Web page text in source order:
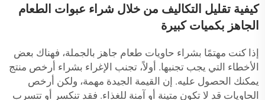
كيفية تقليل التكاليف من خلال شراء عبوات الطعام
الجاهز بكميات كبيرة
إذا كنت مهتمًا بشراء حاويات طعام جاهز بالجملة، فهناك بعض
الأخطاء التي يجب تجنبها. أولاً، تجنب الإغراء بشراء أرخص منتج
يمكنك الحصول عليه. إن القيمة الجيدة مهمة، ولكن أرخص
الحاويات قد لا تكون متينة أو آمنة للغذاء. فقد تنكسر أو تتسرب